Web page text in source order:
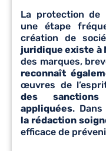
La protection de
une étape
création de
juridique existe à
des marques,
reconnaît
œuvres de
des
appliquées.
la rédaction
efficace de